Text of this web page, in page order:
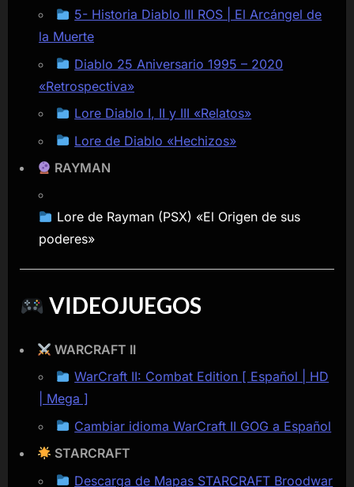
5- Historia Diablo III ROS | El Arcángel de
la Muerte
Diablo 25 Aniversario 1995 – 2020
«Retrospectiva»
Lore Diablo I, II y III «Relatos»
Lore de Diablo «Hechizos»
RAYMAN
Lore de Rayman (PSX) «El Origen de sus
poderes»
VIDEOJUEGOS
WARCRAFT II
WarCraft II: Combat Edition [ Español | HD
| Mega ]
Cambiar idioma WarCraft II GOG a Español
STARCRAFT
Descarga de Mapas STARCRAFT Broodwar